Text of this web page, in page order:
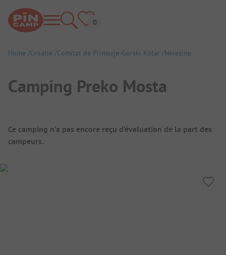
Home Croatie Comitat de Primorje-Gorski Kotar Nerezine
Camping Preko Mosta
Aperçu du camping
Ce camping n'a pas encore reçu d'évaluation de la part des
campeurs.